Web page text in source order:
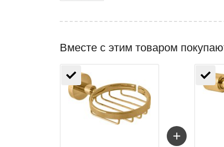
Вместе с этим товаром
+